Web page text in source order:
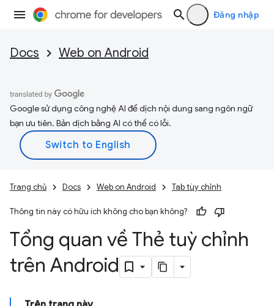
Đăng nhập
Docs Web on Android
Google sử dụng công nghệ AI để dịch nội dung sang ngôn ngữ
bạn ưu tiên. Bản dịch bằng AI có thể có lỗi.
Trang chủ Docs Web on Android Tab tùy chỉnh
Thông tin này có hữu ích không cho bạn không?
Tổng quan về Thẻ tuỳ chỉnh
trên Android